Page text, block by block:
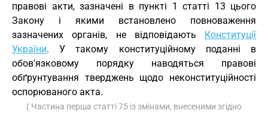
правові акти, зазначені в пункті 1 статті 13 цього
Закону і якими встановлено повноваження
зазначених органів, не відповідають Конституції
України. У такому конституційному поданні в
обов'язковому порядку наводяться правові
обґрунтування тверджень щодо неконституційності
оспорюваного акта.
( Частина перша статті 75 із змінами, внесеними згідно